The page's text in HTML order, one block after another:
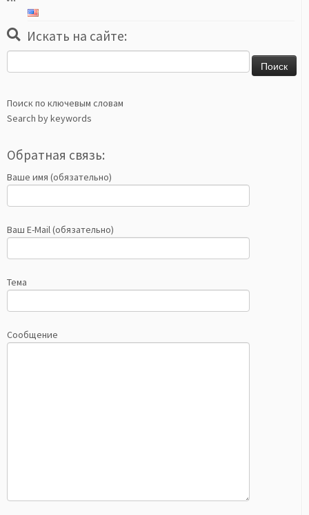
Искать на сайте:
Поиск по ключевым словам
Search by keywords
Обратная связь:
Ваше имя (обязательно)
Ваш E-Mail (обязательно)
Тема
Сообщение